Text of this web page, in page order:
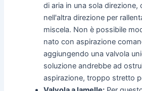
di aria in una sola direzione,
nell'altra direzione per
miscela. Non è possibile
nato con aspirazione
aggiungendo una valvola
soluzione andrebbe ad
aspirazione, troppo stretto